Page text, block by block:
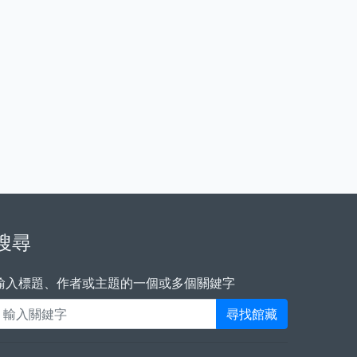
尋
入標題、作者或主題的一個或多個關鍵字
尋找館藏